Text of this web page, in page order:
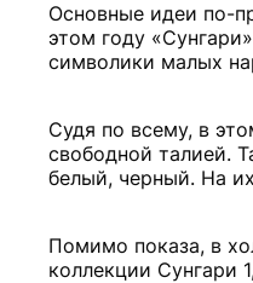
Основные идеи по-
этом году
символики малых
Судя по всему, в
свободной талией.
белый, черный. На
Помимо показа, в
коллекции Сунгари